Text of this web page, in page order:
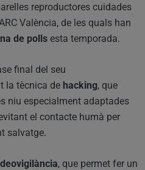
reproductores cuidades
València, de les quals han
de polls esta temporada.
final del seu
la tècnica de hacking, que
niu especialment adaptades
el contacte humà per
salvatge.
, que permet fer un